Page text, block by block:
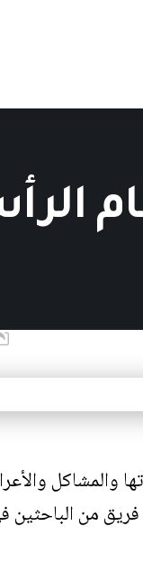
والمشاكل
فريق من الباحثين